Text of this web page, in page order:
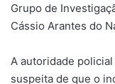
Grupo de
Cássio Arantes do
A autoridade
suspeita de que o